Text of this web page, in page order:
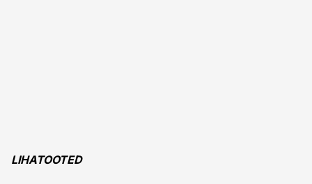
LIHATOOTED